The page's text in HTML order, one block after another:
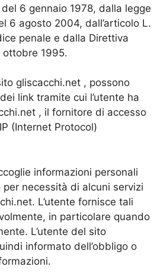
6 gennaio 1978, dalla legge
6 agosto 2004, dall’articolo L.
penale e dalla Direttiva
1995.
gliscacchi.net , possono
link tramite cui l’utente ha
, il fornitore di accesso
(Internet Protocol)
informazioni personali
per necessità di alcuni servizi
L’utente fornisce tali
in particolare quando
L’utente del sito
informato dell’obbligo o